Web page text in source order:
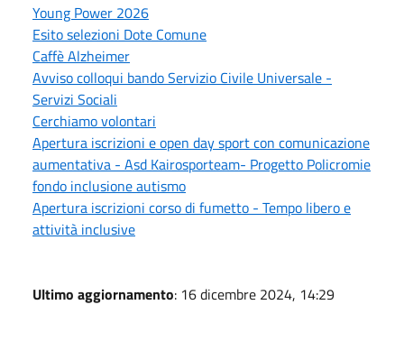
Young Power 2026
Esito selezioni Dote Comune
Caffè Alzheimer
Avviso colloqui bando Servizio Civile Universale -
Servizi Sociali
Cerchiamo volontari
Apertura iscrizioni e open day sport con comunicazione
aumentativa - Asd Kairosporteam- Progetto Policromie
fondo inclusione autismo
Apertura iscrizioni corso di fumetto - Tempo libero e
attività inclusive
Ultimo aggiornamento: 16 dicembre 2024, 14:29